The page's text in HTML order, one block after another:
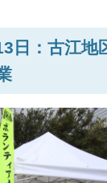
日：古江地